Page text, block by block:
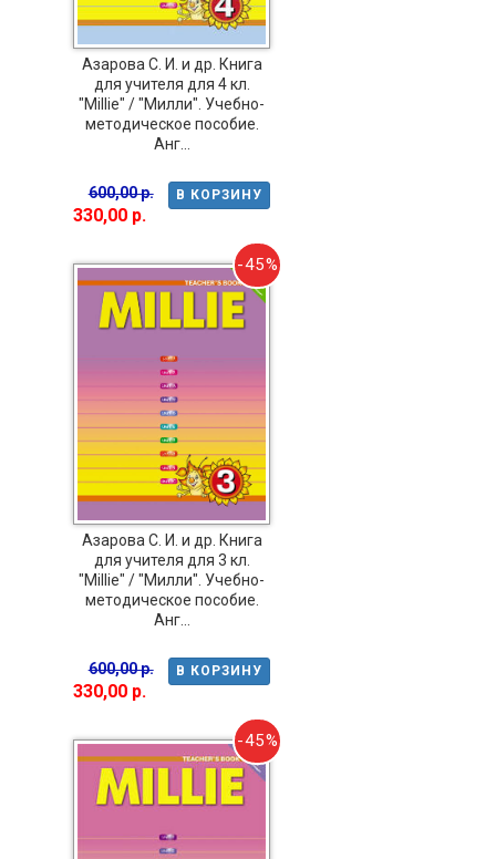
Азарова С. И. и др. Книга
для учителя для 4 кл.
"Millie" / "Милли". Учебно-
методическое пособие.
Анг...
В КОРЗИНУ
600,00 р.
330,00 р.
-45%
Азарова С. И. и др. Книга
для учителя для 3 кл.
"Millie" / "Милли". Учебно-
методическое пособие.
Анг...
В КОРЗИНУ
600,00 р.
330,00 р.
-45%